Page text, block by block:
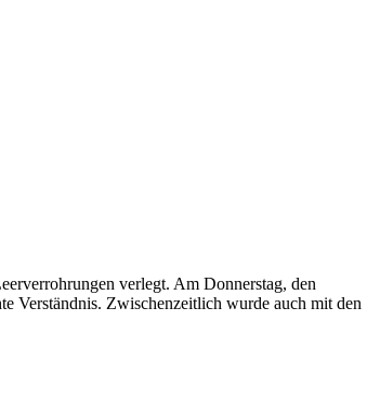
verlegt. Am Donnerstag, den
Verständnis. Zwischenzeitlich wurde auch mit den